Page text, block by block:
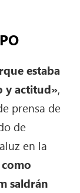
estaba
y actitud»,
prensa de
de
en la
saldrán